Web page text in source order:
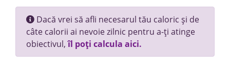
Dacă vrei să afli necesarul tău caloric și de
câte calorii ai nevoie zilnic pentru a-ți atinge
obiectivul,îl poți calcula aici.